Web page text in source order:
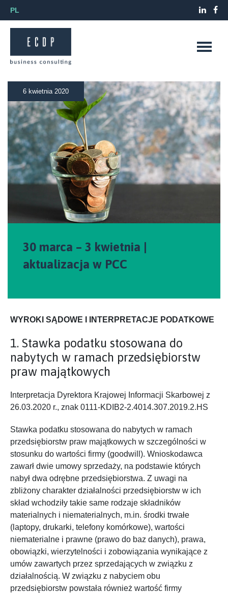
PL
6 kwietnia 2020
30 marca – 3 kwietnia |
aktualizacja w PCC
WYROKI SĄDOWE I INTERPRETACJE PODATKOWE
1. Stawka podatku stosowana do
nabytych w ramach przedsiębiorstw
praw majątkowych
Interpretacja Dyrektora Krajowej Informacji Skarbowej z
26.03.2020 r., znak 0111-KDIB2-2.4014.307.2019.2.HS
Stawka podatku stosowana do nabytych w ramach
przedsiębiorstw praw majątkowych w szczególności w
stosunku do wartości firmy (goodwill). Wnioskodawca
zawarł dwie umowy sprzedaży, na podstawie których
nabył dwa odrębne przedsiębiorstwa. Z uwagi na
zbliżony charakter działalności przedsiębiorstw w ich
skład wchodziły takie same rodzaje składników
materialnych i niematerialnych, m.in. środki trwałe
(laptopy, drukarki, telefony komórkowe), wartości
niematerialne i prawne (prawo do baz danych), prawa,
obowiązki, wierzytelności i zobowiązania wynikające z
umów zawartych przez sprzedających w związku z
działalnością. W związku z nabyciem obu
przedsiębiorstw powstała również wartość firmy